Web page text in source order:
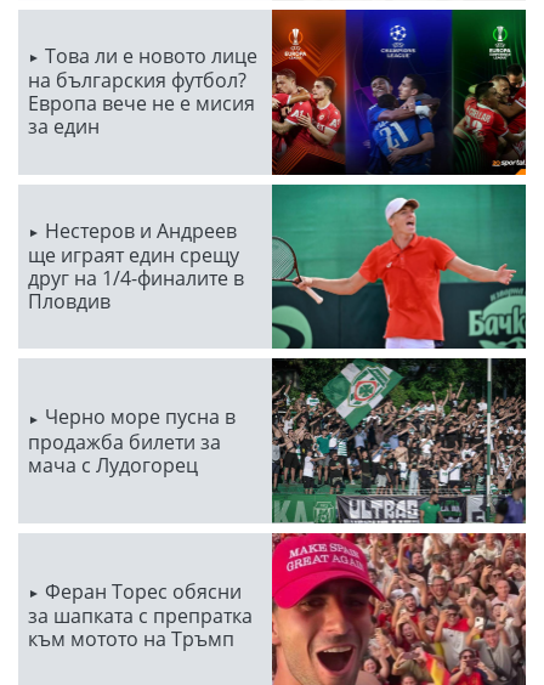
Това ли е новото лице
на българския футбол?
Европа вече не е мисия
за един
Нестеров и Андреев
ще играят един срещу
друг на 1/4-финалите в
Пловдив
Черно море пусна в
продажба билети за
мача с Лудогорец
Феран Торес обясни
за шапката с препратка
към мотото на Тръмп